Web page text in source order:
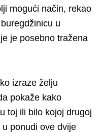
mogući način, rekao
u
je posebno tražena
izraze želju
pokaže kako
toj ili bilo kojoj drugoj
ponudi ove dvije